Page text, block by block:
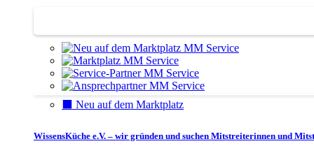
⬛️ Neu auf dem Marktplatz
WissensKüche e.V. – wir gründen und suchen Mitstreiterinnen und